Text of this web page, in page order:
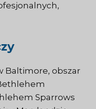
Baltimore, obszar
Sparrows